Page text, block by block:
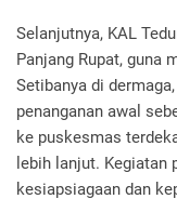
Selanjutnya, KAL
Panjang Rupat, guna
Setibanya di
penanganan awal
ke puskesmas
lebih lanjut. Kegiatan
kesiapsiagaan dan